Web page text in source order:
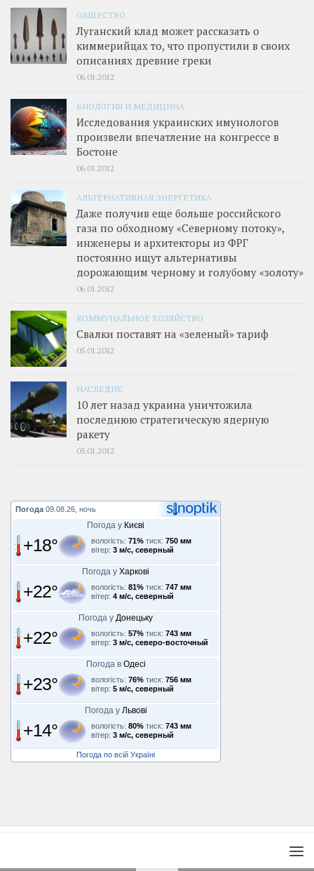
ОБЩЕСТВО
Луганский клад может рассказать о
киммерийцах то, что пропустили в своих
описаниях древние греки
06.01.2012
БИОЛОГИЯ И МЕДИЦИНА
Исследования украинских имунологов
произвели впечатление на конгрессе в
Бостоне
06.01.2012
АЛЬТЕРНАТИВНАЯ ЭНЕРГЕТИКА
Даже получив еще больше российского
газа по обходному «Северному потоку»,
инженеры и архитекторы из ФРГ
постоянно ищут альтернативы
дорожающим черному и голубому «золоту»
06.01.2012
КОММУНАЛЬНОЕ ХОЗЯЙСТВО
Свалки поставят на «зеленый» тариф
05.01.2012
НАСЛЕДИЕ
10 лет назад украина уничтожила
последнюю стратегическую ядерную
ракету
05.01.2012
Погода 09.08.26, ночь
Погода у Києві
+18° вологість: 71% тиск: 750 мм
вітер: 3 м/с, северный
Погода у Харкові
+22° вологість: 81% тиск: 747 мм
вітер: 4 м/с, северный
Погода у Донецьку
+22° вологість: 57% тиск: 743 мм
вітер: 3 м/с, северо-восточный
Погода в Одесі
+23° вологість: 76% тиск: 756 мм
вітер: 5 м/с, северный
Погода у Львові
+14° вологість: 80% тиск: 743 мм
вітер: 3 м/с, северный
Погода по всій Україні